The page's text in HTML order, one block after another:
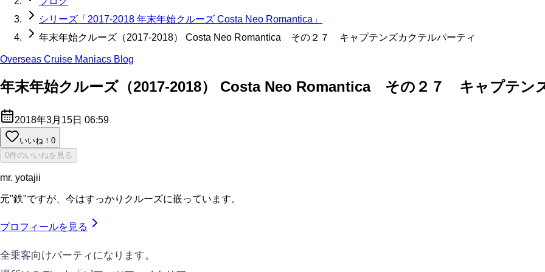
シリーズ「2017-2018 年末年始クルーズ Costa Neo Romantica」
年末年始クルーズ（2017-2018） Costa Neo Romantica その２７ キャプテンズカクテルパーティ
Overseas Cruise Maniacs Blog
年末年始クルーズ（2017-2018） Costa Neo Romantica その２７ キャプテン
2018年3月15日 06:59
いいね！ 0
0件のいいねを見る
mr. yotajii
元"鉄"ですが、今はすっかりクルーズに嵌っています。
プロフィールを見る
全乗客向けパーティになります。